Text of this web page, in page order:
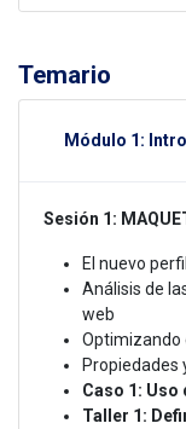
Temario
Módulo 1:
Sesión 1:
El nuevo
Análisis de
web
Optimizando
Propiedades
Caso 1: Uso
Taller 1: